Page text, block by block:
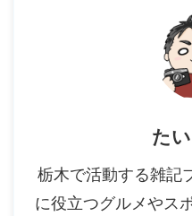
た
栃木で活動する雑記
に役立つグルメやス